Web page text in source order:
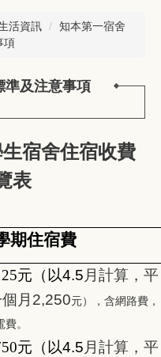
活資訊
知本第一宿舍
項
準及注意事項
宿舍住宿收費
表
期住宿費
元（以4.5 月計算，平
月2,250元），含網路費，
。
元（以4.5 月計算，平